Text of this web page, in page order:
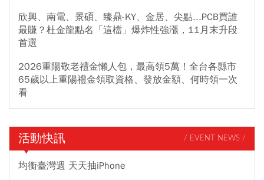
欣興、南電、景碩、臻鼎-KY、金居、尖點...PCB買誰
最賺？杜金龍點名「這檔」爆炸性強漲，11月末升段
首選
2026重陽敬老禮金懶人包，最高領5萬！全台各縣市
65歲以上重陽禮金領取資格、發放金額、何時領一次
看
活動快訊 / EVENT NEWS /
均衡臺灣週 天天抽iPhone